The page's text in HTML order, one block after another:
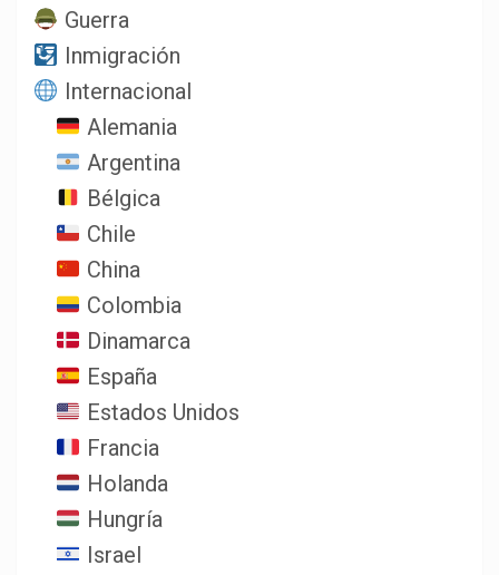
Guerra
Inmigración
Internacional
Alemania
Argentina
Bélgica
Chile
China
Colombia
Dinamarca
España
Estados Unidos
Francia
Holanda
Hungría
Israel